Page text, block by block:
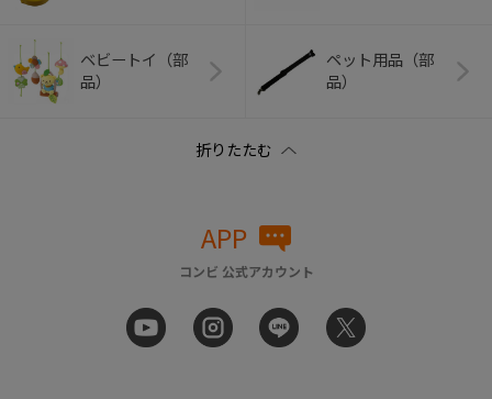
ベビートイ（部
品）
ペット用品（部
品）
APP
コンビ 公式アカウント